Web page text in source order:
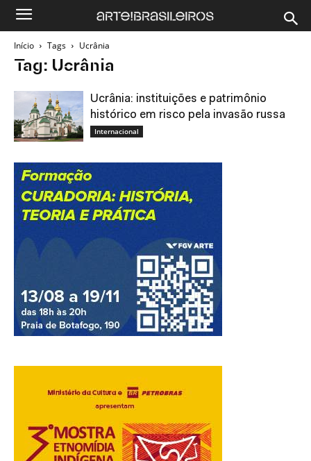
Início Tags Ucrânia
Tag: Ucrânia
Ucrânia: instituições e patrimônio
histórico em risco pela invasão russa
Internacional